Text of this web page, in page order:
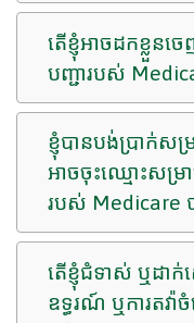
តើខ្ញុំអាចដកខ្លួនច
បញ្ជារបស់
ខ្ញុំបានបង់ប្រាក់សម្
អាចចុះឈ្មោះសម្រា
របស់ Medicare
តើខ្ញុំជំទាស់ ឬដាក់
ឧទ្ធរណ៍ ឬការតវ៉